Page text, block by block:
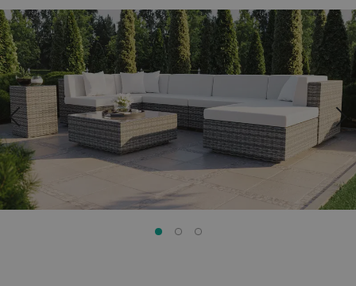
Przejdź
na
koniec
galerii
Przejdź
na
początek
galerii